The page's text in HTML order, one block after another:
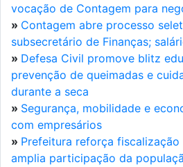
vocação de Contagem para
» Contagem abre processo
subsecretário de Finanças;
» Defesa Civil promove blitz
prevenção de queimadas e
durante a seca
» Segurança, mobilidade e
com empresários
» Prefeitura reforça
amplia participação da